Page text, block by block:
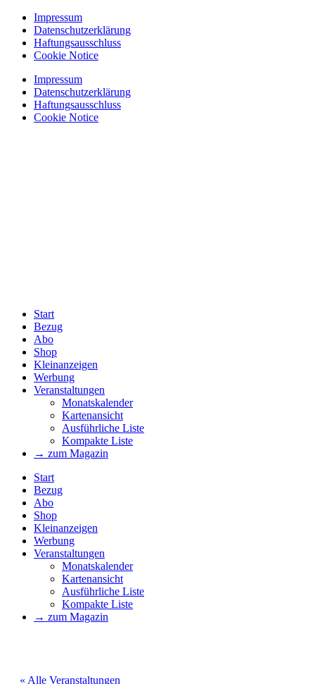
Zum
Inhalt
springen
Impressum
Datenschutzerklärung
Haftungsausschluss
Cookie Notice
Impressum
Datenschutzerklärung
Haftungsausschluss
Cookie Notice
Start
Bezug
Abo
Shop
Kleinanzeigen
Werbung
Veranstaltungen
Monatskalender
Kartenansicht
Ausführliche Liste
Kompakte Liste
→ zum Magazin
Start
Bezug
Abo
Shop
Kleinanzeigen
Werbung
Veranstaltungen
Monatskalender
Kartenansicht
Ausführliche Liste
Kompakte Liste
→ zum Magazin
« Alle Veranstaltungen